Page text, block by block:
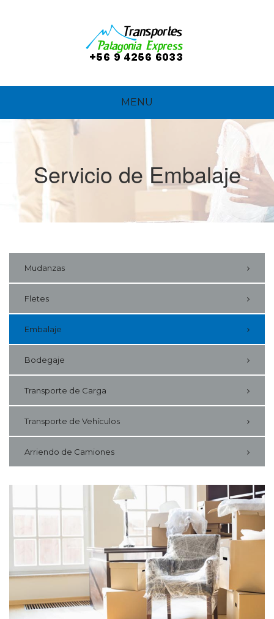
MENU
Servicio de Embalaje
Mudanzas
Fletes
Embalaje
Bodegaje
Transporte de Carga
Transporte de Vehículos
Arriendo de Camiones